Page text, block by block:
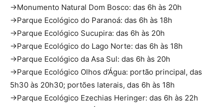
→Monumento Natural Dom Bosco: das 6h às 20h
→Parque Ecológico do Paranoá: das 6h às 18h
→Parque Ecológico Sucupira: das 6h às 20h
→Parque Ecológico do Lago Norte: das 6h às 18h
→Parque Ecológico da Asa Sul: das 6h às 20h
→Parque Ecológico Olhos d’Água: portão principal, das
5h30 às 20h30; portões laterais, das 6h às 18h
→Parque Ecológico Ezechias Heringer: das 6h às 22h